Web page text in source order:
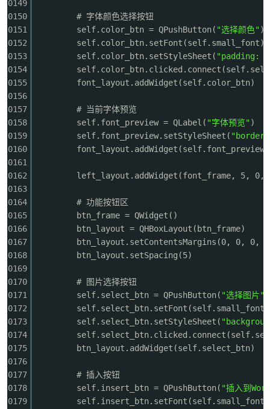
0149
0150
0151
0152
0153
0154
0155
0156
0157
0158
0159
0160
0161
0162
0163
0164
0165
0166
0167
0168
0169
0170
0171
0172
0173
0174
0175
0176
0177
0178
0179
# 字体颜色选择按钮
self.color_btn = QPushButton( "选择颜色")
self.color_btn.setFont(self.small_font)
self.color_btn.setStyleSheet( "padding:
font_layout.addWidget(self.color_btn)
# 当前字体预览
self.font_preview = QLabel( "字体预览")
self.font_preview.setStyleSheet(
font_layout.addWidget(self.font_preview)
left_layout.addWidget(font_frame, 5,
# 功能按钮区
btn_frame = QWidget()
btn_layout = QHBoxLayout(btn_frame)
btn_layout.setContentsMargins(0, 0, 0,
btn_layout.setSpacing(5)
# 图片选择按钮
self.select_btn = QPushButton( "选择图片"
self.select_btn.setFont(self.small_font)
self.select_btn.setStyleSheet(
btn_layout.addWidget(self.select_btn)
# 插入按钮
self.insert_btn = QPushButton( "插入到
self.insert_btn.setFont(self.small_font)